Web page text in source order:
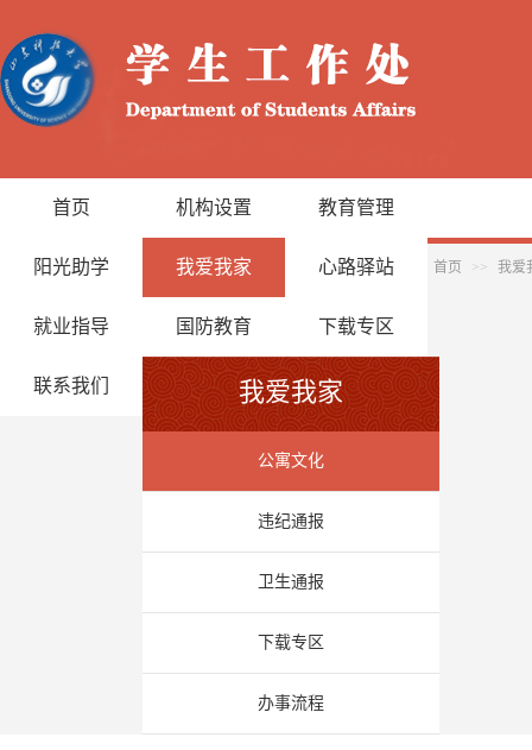
首页 机构设置 教育管理
阳光助学 我爱我家 心路驿站
就业指导 国防教育 下载专区
联系我们
首页 >> 我爱
我爱我家
公寓文化
违纪通报
卫生通报
下载专区
办事流程